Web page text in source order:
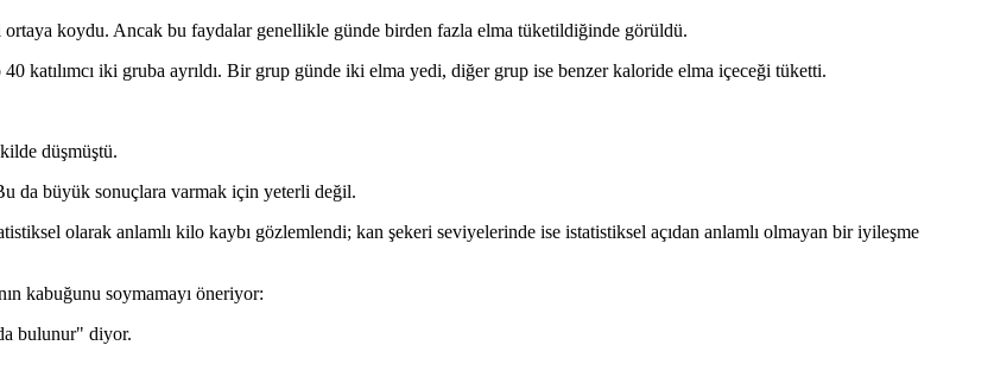
koydu. Ancak bu faydalar genellikle günde birden fazla elma tüketildiğinde görüldü.
katılımcı iki gruba ayrıldı. Bir grup günde iki elma yedi, diğer grup ise benzer kaloride elma içeceği tüketti.
düşmüştü.
Bu da büyük sonuçlara varmak için yeterli değil.
olarak anlamlı kilo kaybı gözlemlendi; kan şekeri seviyelerinde ise istatistiksel açıdan anlamlı olmayan bir iyileşme
kabuğunu soymamayı öneriyor:
bulunur" diyor.